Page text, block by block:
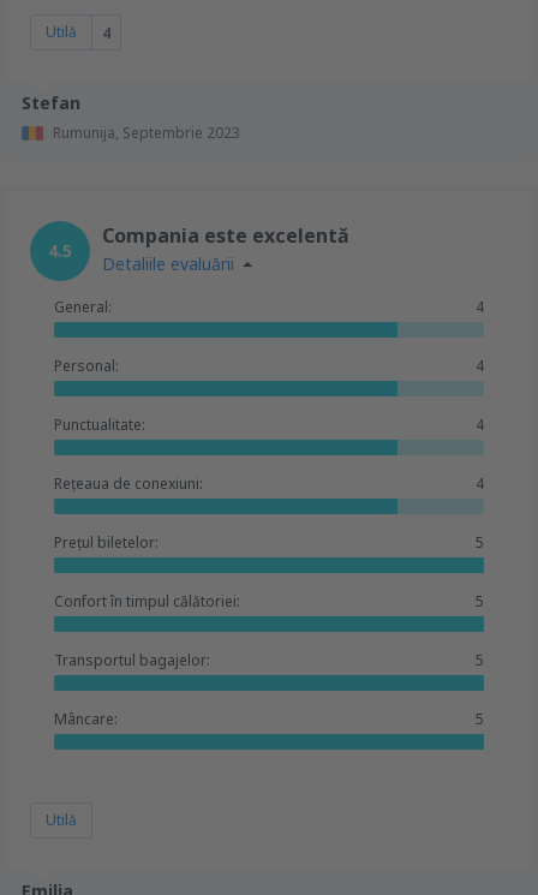
Stefan
Rumunija, Septembrie 2023
Utilă 4
4.5
Compania este excelentă
Detaliile evaluării
General: 4
Personal: 4
Punctualitate: 4
Rețeaua de conexiuni: 4
Prețul biletelor: 5
Confort în timpul călătoriei: 5
Transportul bagajelor: 5
Mâncare: 5
Utilă